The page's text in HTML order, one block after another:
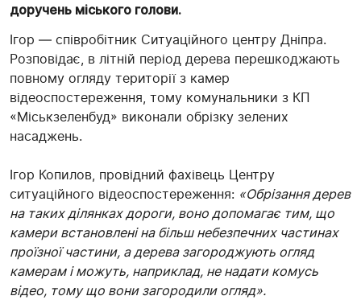
доручень міського голови.
Ігор — співробітник Ситуаційного центру Дніпра.
Розповідає, в літній період дерева перешкоджають
повному огляду території з камер
відеоспостереження, тому комунальники з КП
«Міськзеленбуд» виконали обрізку зелених
насаджень.
Ігор Копилов, провідний фахівець Центру
ситуаційного відеоспостереження: «Обрізання дерев
на таких ділянках дороги, воно допомагає тим, що
камери встановлені на більш небезпечних частинах
проїзної частини, а дерева загороджують огляд
камерам і можуть, наприклад, не надати комусь
відео, тому що вони загородили огляд».